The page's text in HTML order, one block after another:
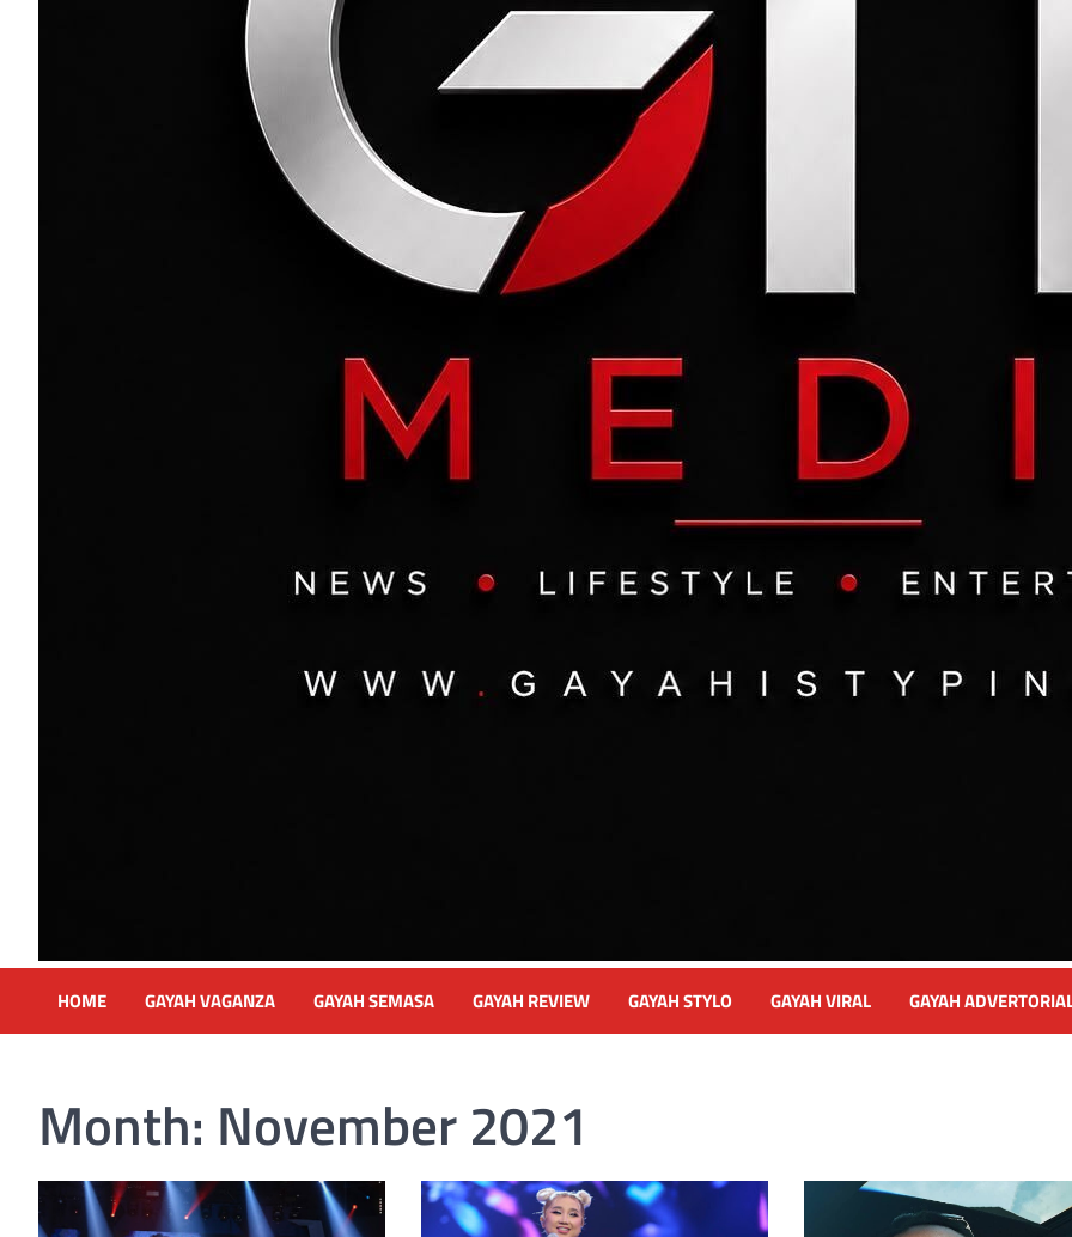
HOME GAYAH VAGANZA GAYAH SEMASA GAYAH REVIEW GAYAH STYLO GAYAH VIRAL GAYAH
Month: November 2021